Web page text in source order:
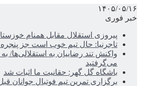
۱۴۰۵/۰۵/۱۶
خبر فوری
پیروزی استقلال مقابل همنام
تاجرنیا: حال تیم خوب است جز
واکنش تند رضاییان به استقلالی‌ها/
می‌گرفتید
باشگاه گل گهر: حقانیت ما اثبات شد
برگزاری تمرین تیم فوتبال جوانان